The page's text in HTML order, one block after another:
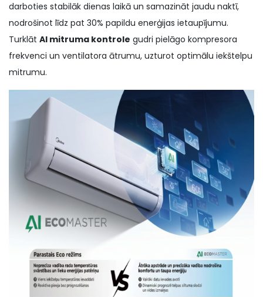
darboties stabilāk dienas laikā un samazināt jaudu naktī,
nodrošinot līdz pat 30% papildu enerģijas ietaupījumu.
Turklāt AI mitruma kontrole gudri pielāgo kompresora
frekvenci un ventilatora ātrumu, uzturot optimālu iekštelpu
mitrumu.